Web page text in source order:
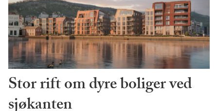
Stor rift om dyre boliger ved